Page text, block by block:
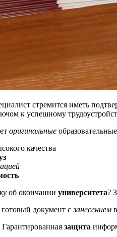
стремится иметь
к успешному
оригинальные
качества
об окончании университета?
готовый документ сзанесением
защита